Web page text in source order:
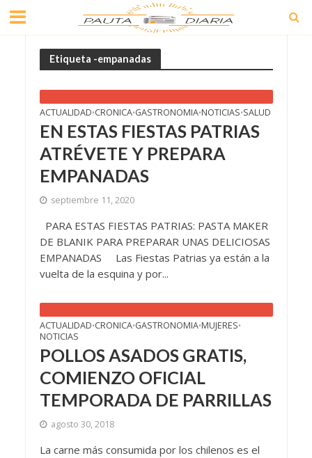
Etiqueta -empanadas
ACTUALIDAD•CRONICA•GASTRONOMIA•NOTICIAS•SALUD
EN ESTAS FIESTAS PATRIAS
ATRÉVETE Y PREPARA
EMPANADAS
septiembre 11, 2020
PARA ESTAS FIESTAS PATRIAS: PASTA MAKER
DE BLANIK PARA PREPARAR UNAS DELICIOSAS
EMPANADAS Las Fiestas Patrias ya están a la
vuelta de la esquina y por...
ACTUALIDAD•CRONICA•GASTRONOMIA•MUJERES•
NOTICIAS
POLLOS ASADOS GRATIS,
COMIENZO OFICIAL
TEMPORADA DE PARRILLAS
agosto 30, 2018
La carne más consumida por los chilenos es el